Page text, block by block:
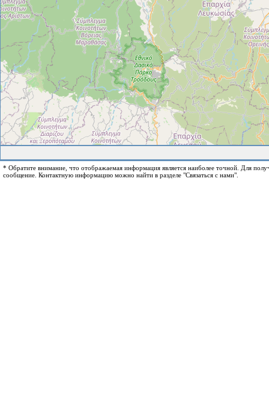
* Обратите внимание, что отображаемая информация является наиболее точной. Для
сообщение. Контактную информацию можно найти в разделе "Связаться с нами".